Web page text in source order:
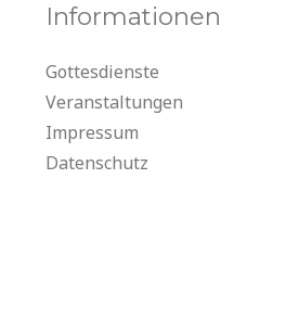
Informationen
Gottesdienste
Veranstaltungen
Impressum
Datenschutz